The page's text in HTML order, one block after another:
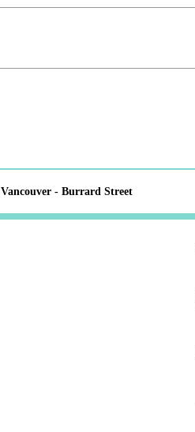
Vancouver - Burrard Street